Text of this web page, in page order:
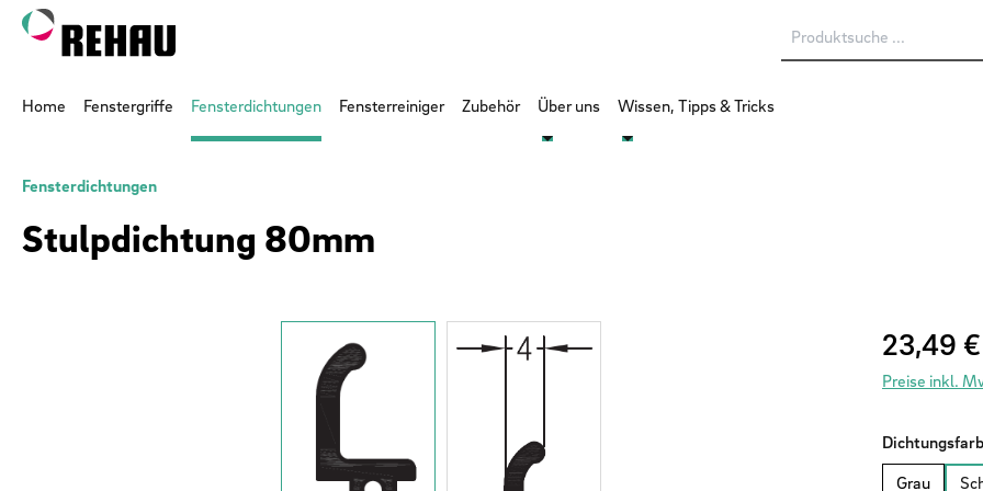
Hauptinhalt springen
Zur Suche springen
Zur Hauptnavigation springen
Home Fenstergriffe Fensterdichtungen Fensterreiniger Zubehör Über uns Wissen, Tipps & Tricks
Fensterdichtungen
Stulpdichtung 80mm
Regulärer Preis:
23,49 €
Preise inkl.
Grau